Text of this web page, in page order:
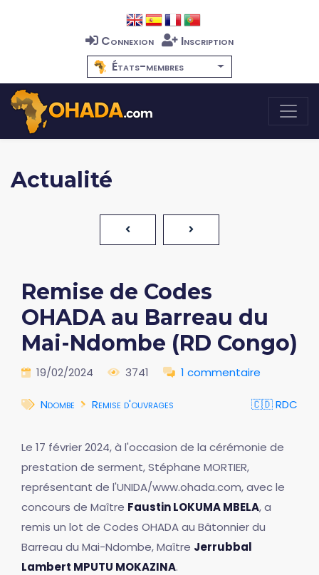
Connexion
Inscription
États-membres
Actualité
Remise de Codes
OHADA au Barreau du
Mai-Ndombe (RD Congo)
19/02/2024 3741 1 commentaire
🇨🇩 RDC
Ndombe Remise d'ouvrages
Le 17 février 2024, à l'occasion de la cérémonie de
prestation de serment, Stéphane MORTIER,
représentant de l'UNIDA/www.ohada.com, avec le
concours de Maître Faustin LOKUMA MBELA, a
remis un lot de Codes OHADA au Bâtonnier du
Barreau du Mai-Ndombe, Maître Jerrubbal
Lambert MPUTU MOKAZINA.